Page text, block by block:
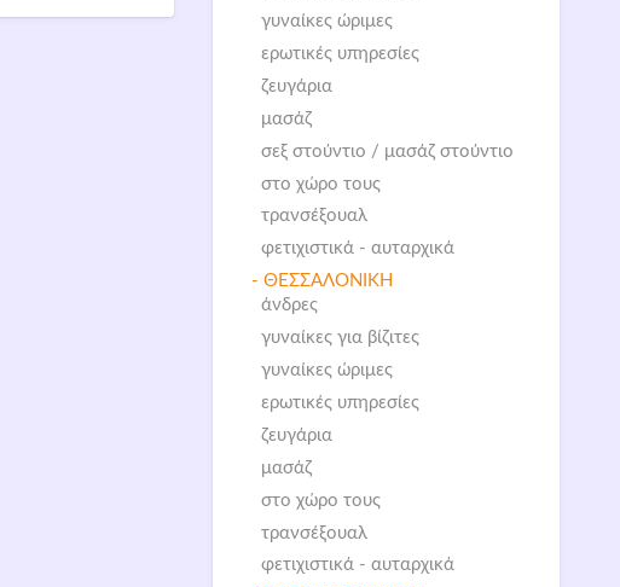
γυναίκες ώριμες
ερωτικές υπηρεσίες
ζευγάρια
μασάζ
σεξ στούντιο / μασάζ στούντιο
στο χώρο τους
τρανσέξουαλ
φετιχιστικά - αυταρχικά
- ΘΕΣΣΑΛΟΝΙΚΗ
άνδρες
γυναίκες για βίζιτες
γυναίκες ώριμες
ερωτικές υπηρεσίες
ζευγάρια
μασάζ
στο χώρο τους
τρανσέξουαλ
φετιχιστικά - αυταρχικά